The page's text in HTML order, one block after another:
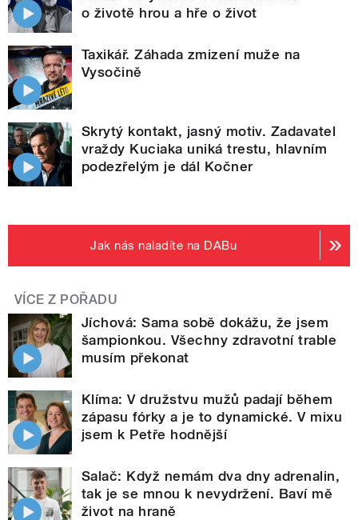
o životě hrou a hře o život
Taxikář. Záhada zmizení muže na
Vysočině
Skrytý kontakt, jasný motiv. Zadavatel
vraždy Kuciaka uniká trestu, hlavním
podezřelým je dál Kočner
Jak nás naladíte na DABu
VÍCE Z POŘADU
Jíchová: Sama sobě dokážu, že jsem
šampionkou. Všechny zdravotní trable
musím překonat
Klíma: V družstvu mužů padají během
zápasu fórky a je to dynamické. V mixu
jsem k Petře hodnější
Salač: Když nemám dva dny adrenalin,
tak je se mnou k nevydržení. Baví mě
život na hraně